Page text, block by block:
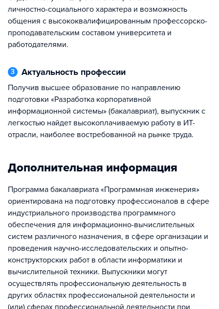
личностно-социального характера и возможность
общения с высококвалифицированным профессорско-
проподавательским составом университета и
работодателями.
3 Актуальность профессии
Получив высшее образование по направлению
подготовки «Разработка корпоративной
информационной системы» (бакалавриат), выпускник с
легкостью найдет высокоплачиваемую работу в ИТ-
отрасли, наиболее востребованной на рынке труда.
Дополнительная информация
Программа бакалавриата «Программная инженерия»
ориентирована на подготовку профессионалов в сфере
индустриального производства программного
обеспечения для информационно-вычислительных
систем различного назначения, в сфере организации и
проведения научно-исследовательских и опытно-
конструкторских работ в области информатики и
вычислительной техники. Выпускники могут
осуществлять профессиональную деятельность в
других областях профессиональной деятельности и
(или) сферах профессиональной деятельности при